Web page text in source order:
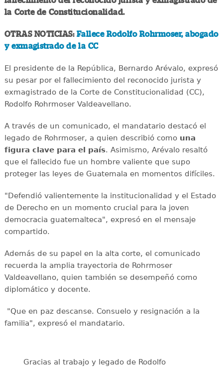
la Corte de Constitucionalidad.
OTRAS NOTICIAS: Fallece Rodolfo Rohrmoser, abogado
y exmagistrado de la CC
El presidente de la República, Bernardo Arévalo, expresó
su pesar por el fallecimiento del reconocido jurista y
exmagistrado de la Corte de Constitucionalidad (CC),
Rodolfo Rohrmoser Valdeavellano.
A través de un comunicado, el mandatario destacó el
legado de Rohrmoser, a quien describió comouna
figura clave para el país. Asimismo, Arévalo resaltó
que el fallecido fue un hombre valiente que supo
proteger las leyes de Guatemala en momentos difíciles.
"Defendió valientemente la institucionalidad y el Estado
de Derecho en un momento crucial para la joven
democracia guatemalteca", expresó en el mensaje
compartido.
Además de su papel en la alta corte, el comunicado
recuerda la amplia trayectoria de Rohrmoser
Valdeavellano, quien también se desempeñó como
diplomático y docente.
"Que en paz descanse. Consuelo y resignación a la
familia", expresó el mandatario.
Gracias al trabajo y legado de Rodolfo